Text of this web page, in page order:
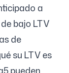
a
bajo LTV
de
su LTV es